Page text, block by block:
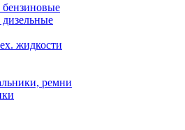
бензиновые
жидкости
ремни